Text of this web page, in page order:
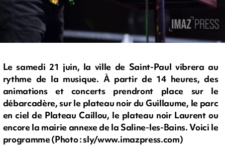
Le samedi 21 juin, la ville de Saint-Paul vibrera au
rythme de la musique. À partir de 14 heures, des
animations et concerts prendront place sur le
débarcadère, sur le plateau noir du Guillaume, le parc
en ciel de Plateau Caillou, le plateau noir Laurent ou
encore la mairie annexe de la Saline-les-Bains. Voici le
programme (Photo : sly/www.imazpress.com)